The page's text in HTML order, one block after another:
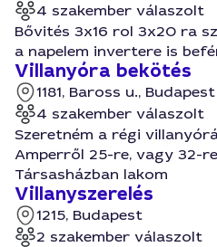
4 szakember válaszolt
Bővités 3x16 rol 3x20 ra
a napelem invertere is
Villanyóra bekötés
1181, Baross u., Budapest
4 szakember válaszolt
Szeretném a régi
Amperről 25-re, vagy 32-
Társasházban lakom
Villanyszerelés
1215, Budapest
2 szakember válaszolt